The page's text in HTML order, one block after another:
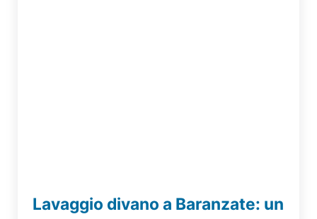
Lavaggio divano a Baranzate: un